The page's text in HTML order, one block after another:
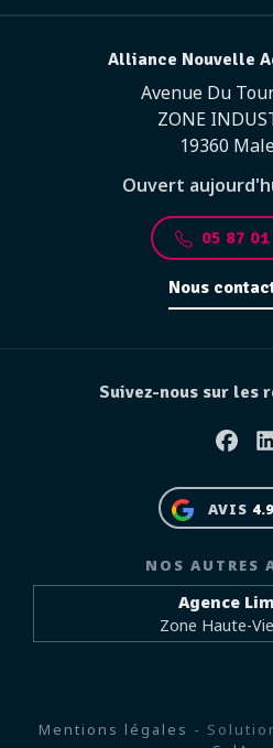
Alliance Nouvelle
Avenue Du
ZONE
19360
Ouvert
05 87
Nous
Suivez-nous sur les
AVIS
NOS AUTRES
Agence
Zone Haute-
Mentions légales -